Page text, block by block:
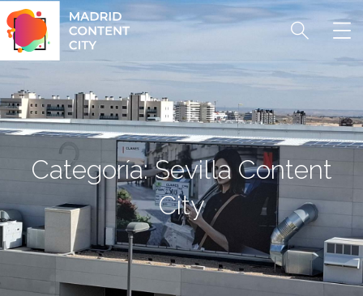
Categoría:Sevilla Content
City